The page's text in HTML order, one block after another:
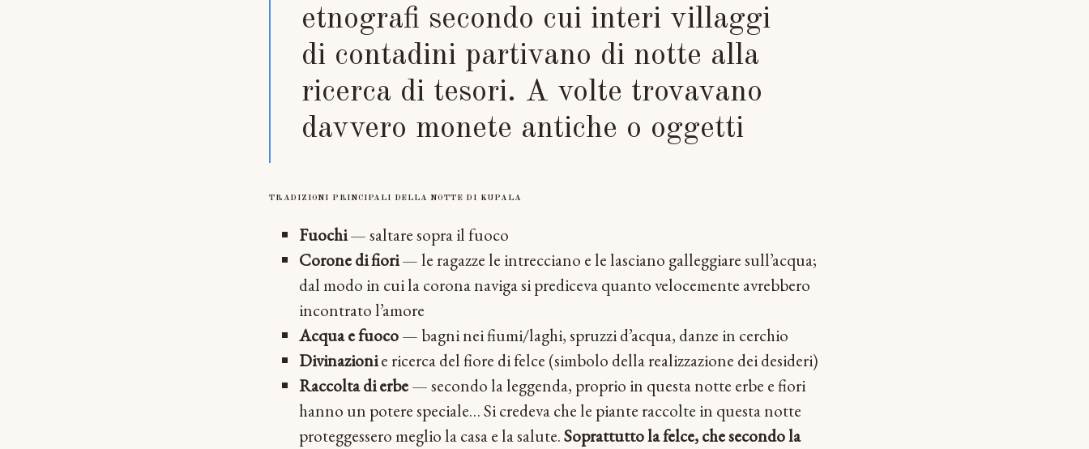
etnografi secondo cui interi villaggi
di contadini partivano di notte alla
ricerca di tesori. A volte trovavano
davvero monete antiche o oggetti
TRADIZIONI PRINCIPALI DELLA NOTTE DI KUPALA
Fuochi— saltare sopra il fuoco
Corone di fiori— le ragazze le intrecciano e le lasciano galleggiare sull’acqua;
dal modo in cui la corona naviga si prediceva quanto velocemente avrebbero
incontrato l’amore
Acqua e fuoco— bagni nei fiumi/laghi, spruzzi d’acqua, danze in cerchio
Divinazionie ricerca del fiore di felce (simbolo della realizzazione dei desideri)
Raccolta di erbe— secondo la leggenda, proprio in questa notte erbe e fiori
hanno un potere speciale… Si credeva che le piante raccolte in questa notte
proteggessero meglio la casa e la salute.Soprattutto la felce, che secondo la